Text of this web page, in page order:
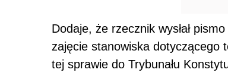
Dodaje, że rzecznik wysłał
zajęcie stanowiska dotyczącego
tej sprawie do Trybunału